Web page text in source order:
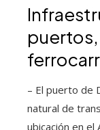
– El puerto de
natural de
ubicación en